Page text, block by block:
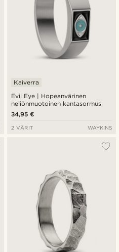
Evil Eye | Hopeanvärinen
neliönmuotoinen kantasormus
Kaiverra
34,95 €
2 VÄRIT WAYKINS